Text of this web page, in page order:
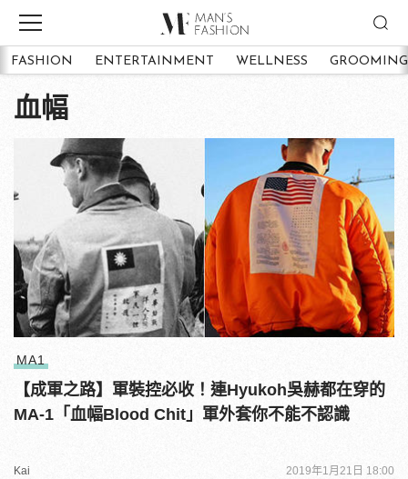
FASHION ENTERTAINMENT WELLNESS GROOMING
血幅
MA1
【成軍之路】軍裝控必收！連Hyukoh吳赫都在穿的
MA-1「血幅Blood Chit」軍外套你不能不認識
Kai 2019年1月21日 18:00